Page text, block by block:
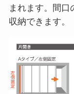
まれます。間口
収納できます。